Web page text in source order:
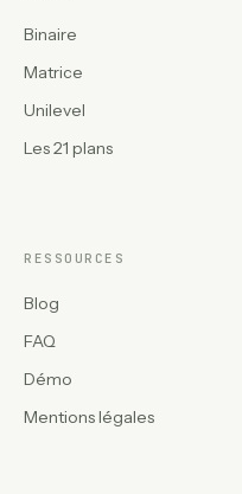
Binaire
Matrice
Unilevel
Les 21 plans
RESSOURCES
Blog
FAQ
Démo
Mentions légales